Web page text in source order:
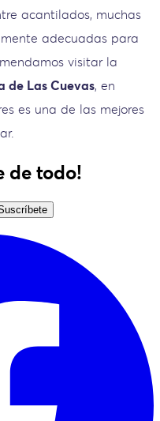
acantilados, muchas
adecuadas para
visitar la
de Las Cuevas, en
es una de las mejores
de todo!